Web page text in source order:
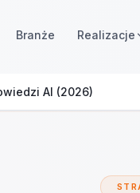
Branże Realizacje
AI (2026)